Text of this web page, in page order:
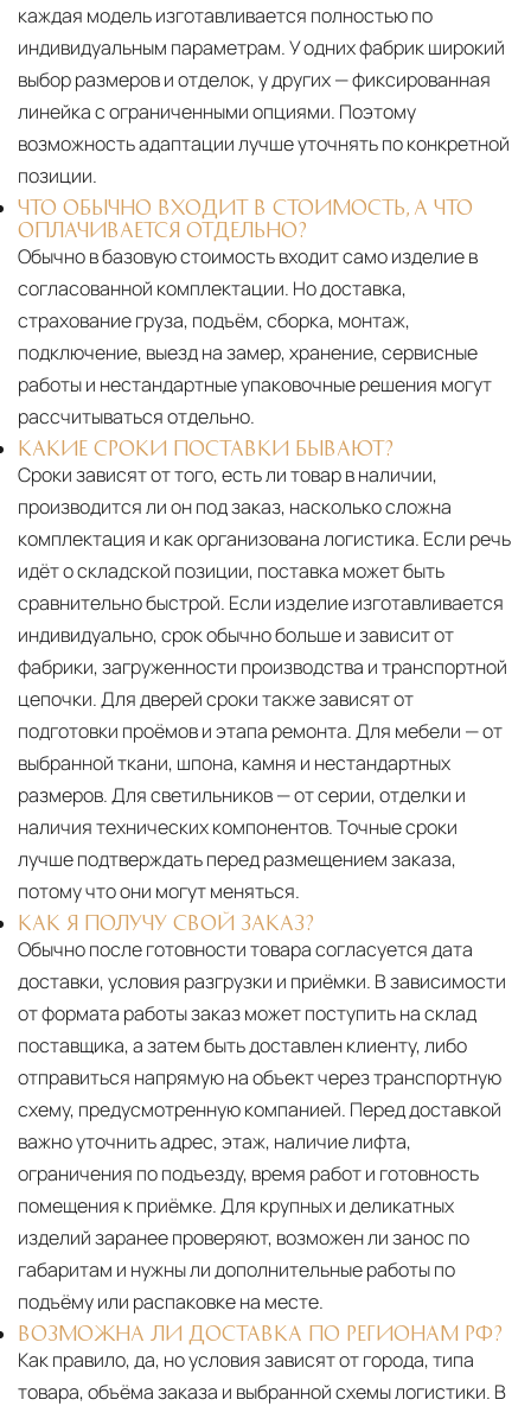
каждая модель изготавливается полностью по
индивидуальным параметрам. У одних фабрик широкий
выбор размеров и отделок, у других — фиксированная
линейка с ограниченными опциями. Поэтому
возможность адаптации лучше уточнять по конкретной
позиции.
ЧТО ОБЫЧНО ВХОДИТ В СТОИМОСТЬ, А ЧТО
ОПЛАЧИВАЕТСЯ ОТДЕЛЬНО?
Обычно в базовую стоимость входит само изделие в
согласованной комплектации. Но доставка,
страхование груза, подъём, сборка, монтаж,
подключение, выезд на замер, хранение, сервисные
работы и нестандартные упаковочные решения могут
рассчитываться отдельно.
КАКИЕ СРОКИ ПОСТАВКИ БЫВАЮТ?
Сроки зависят от того, есть ли товар в наличии,
производится ли он под заказ, насколько сложна
комплектация и как организована логистика. Если речь
идёт о складской позиции, поставка может быть
сравнительно быстрой. Если изделие изготавливается
индивидуально, срок обычно больше и зависит от
фабрики, загруженности производства и транспортной
цепочки. Для дверей сроки также зависят от
подготовки проёмов и этапа ремонта. Для мебели — от
выбранной ткани, шпона, камня и нестандартных
размеров. Для светильников — от серии, отделки и
наличия технических компонентов. Точные сроки
лучше подтверждать перед размещением заказа,
потому что они могут меняться.
КАК Я ПОЛУЧУ СВОЙ ЗАКАЗ?
Обычно после готовности товара согласуется дата
доставки, условия разгрузки и приёмки. В зависимости
от формата работы заказ может поступить на склад
поставщика, а затем быть доставлен клиенту, либо
отправиться напрямую на объект через транспортную
схему, предусмотренную компанией. Перед доставкой
важно уточнить адрес, этаж, наличие лифта,
ограничения по подъезду, время работ и готовность
помещения к приёмке. Для крупных и деликатных
изделий заранее проверяют, возможен ли занос по
габаритам и нужны ли дополнительные работы по
подъёму или распаковке на месте.
ВОЗМОЖНА ЛИ ДОСТАВКА ПО РЕГИОНАМ РФ?
Как правило, да, но условия зависят от города, типа
товара, объёма заказа и выбранной схемы логистики. В